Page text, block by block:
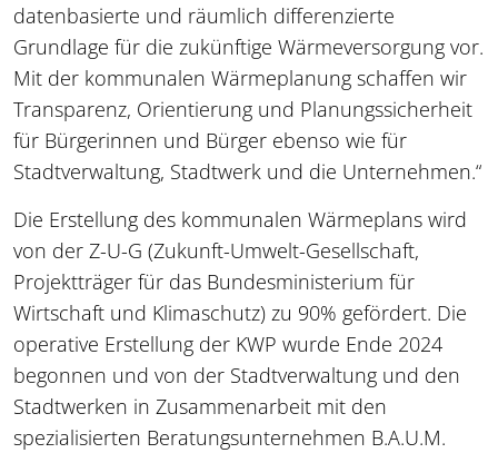
datenbasierte und räumlich differenzierte
Grundlage für die zukünftige Wärmeversorgung vor.
Mit der kommunalen Wärmeplanung schaffen wir
Transparenz, Orientierung und Planungssicherheit
für Bürgerinnen und Bürger ebenso wie für
Stadtverwaltung, Stadtwerk und die Unternehmen.“
Die Erstellung des kommunalen Wärmeplans wird
von der Z-U-G (Zukunft-Umwelt-Gesellschaft,
Projektträger für das Bundesministerium für
Wirtschaft und Klimaschutz) zu 90% gefördert. Die
operative Erstellung der KWP wurde Ende 2024
begonnen und von der Stadtverwaltung und den
Stadtwerken in Zusammenarbeit mit den
spezialisierten Beratungsunternehmen B.A.U.M.